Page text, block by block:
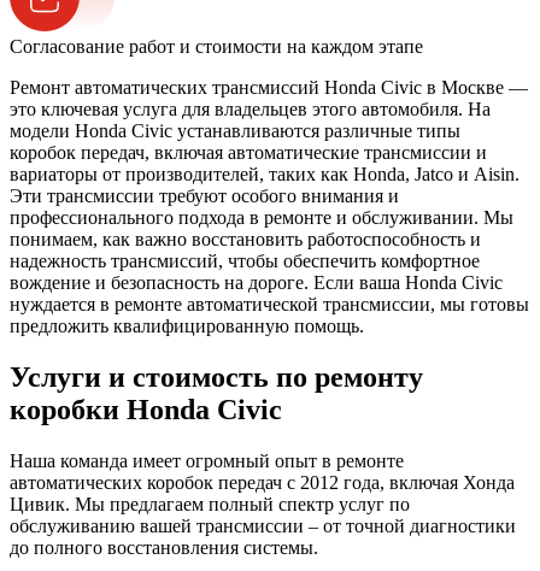
Согласование работ и стоимости на каждом этапе
Ремонт автоматических трансмиссий Honda Civic в Москве —
это ключевая услуга для владельцев этого автомобиля. На
модели Honda Civic устанавливаются различные типы
коробок передач, включая автоматические трансмиссии и
вариаторы от производителей, таких как Honda, Jatco и Aisin.
Эти трансмиссии требуют особого внимания и
профессионального подхода в ремонте и обслуживании. Мы
понимаем, как важно восстановить работоспособность и
надежность трансмиссий, чтобы обеспечить комфортное
вождение и безопасность на дороге. Если ваша Honda Civic
нуждается в ремонте автоматической трансмиссии, мы готовы
предложить квалифицированную помощь.
Услуги и стоимость по ремонту
коробки Honda Civic
Наша команда имеет огромный опыт в ремонте
автоматических коробок передач с 2012 года, включая Хонда
Цивик. Мы предлагаем полный спектр услуг по
обслуживанию вашей трансмиссии – от точной диагностики
до полного восстановления системы.